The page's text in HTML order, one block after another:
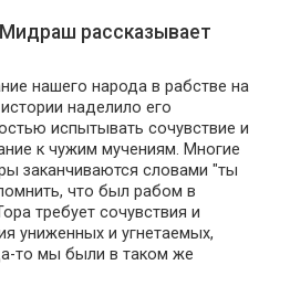
рассказывает
нашего народа в рабстве на
наделило его
испытывать сочувствие и
к чужим мучениям. Многие
заканчиваются словами "ты
что был рабом в
требует сочувствия и
униженных и угнетаемых,
то мы были в таком же